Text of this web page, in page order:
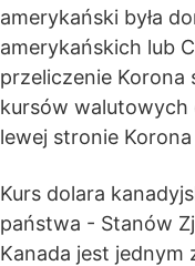
amerykański była
amerykańskich lub
przeliczenie Korona
kursów walutowych
lewej stronie
Kurs dolara
państwa - Stanów
Kanada jest